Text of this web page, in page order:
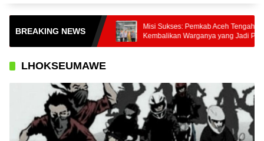
BREAKING NEWS
Komoditas
Tani Nusantara
ke Pasar Nasional
Misi Sukses: Pemkab Aceh Tengah
Kembalikan Warganya yang Jadi PMI
Unprosedural di Malaysia
LHOKSEUMAWE